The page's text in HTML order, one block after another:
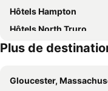
Ski Bradford
Lawrence Municipal
Park Street Church
Old City Hall
Hôtels Hampton
Hôtels North Truro
Plus de
Gloucester, Massachusetts